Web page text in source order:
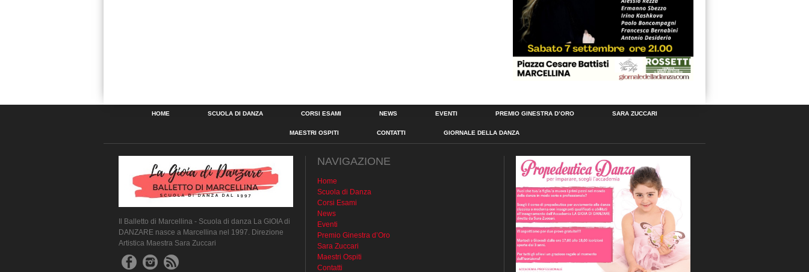
HOME SCUOLA DI DANZA CORSI ESAMI NEWS EVENTI PREMIO GINESTRA D’ORO SARA ZUCCARI
MAESTRI OSPITI CONTATTI GIORNALE DELLA DANZA
Il Balletto di Marcellina - Scuola di danza La GIOIA di
DANZARE nasce a Marcellina nel 1997. Direzione
Artistica Maestra Sara Zuccari
NAVIGAZIONE
Home
Scuola di Danza
Corsi Esami
News
Eventi
Premio Ginestra d’Oro
Sara Zuccari
Maestri Ospiti
Contatti